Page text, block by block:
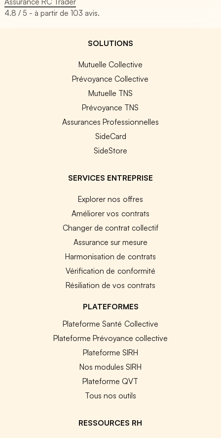
4.8 / 5 - à partir de103 avis.
SOLUTIONS
Mutuelle Collective
Prévoyance Collective
Mutuelle TNS
Prévoyance TNS
Assurances Professionnelles
SideCard
SideStore
SERVICES ENTREPRISE
Explorer nos offres
Améliorer vos contrats
Changer de contrat collectif
Assurance sur mesure
Harmonisation de contrats
Vérification de conformité
Résiliation de vos contrats
PLATEFORMES
Plateforme Santé Collective
Plateforme Prévoyance collective
Plateforme SIRH
Nos modules SIRH
Plateforme QVT
Tous nos outils
RESSOURCES RH